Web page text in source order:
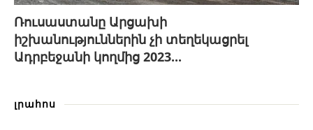
Ռուսաստանը Արցախի
իշխանություններին չի տեղեկացրել
Ադրբեջանի կողմից 2023...
լրահոս